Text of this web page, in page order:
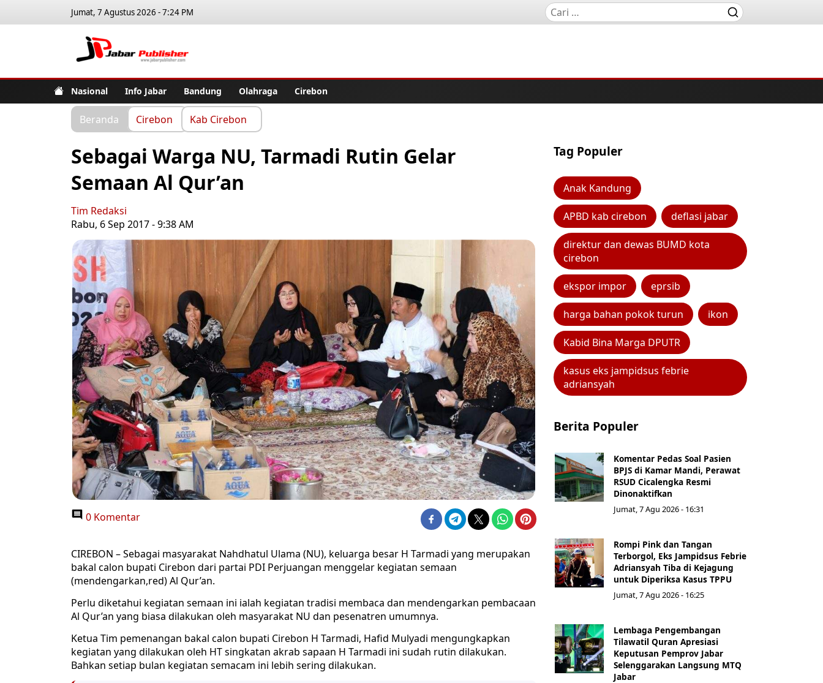
Jumat, 7 Agustus 2026 - 7:24 PM
Nasional Info Jabar Bandung Olahraga Cirebon
Beranda Cirebon Kab Cirebon
Sebagai Warga NU, Tarmadi Rutin Gelar
Semaan Al Qur’an
Tim Redaksi
Rabu, 6 Sep 2017 - 9:38 AM
0 Komentar
CIREBON – Sebagai masyarakat Nahdhatul Ulama (NU), keluarga besar H Tarmadi yang merupakan
bakal calon bupati Cirebon dari partai PDI Perjuangan menggelar kegiatan semaan
(mendengarkan,red) Al Qur’an.
Perlu diketahui kegiatan semaan ini ialah kegiatan tradisi membaca dan mendengarkan pembacaan
Al Qur’an yang biasa dilakukan oleh masyarakat NU dan pesenatren umumnya.
Ketua Tim pemenangan bakal calon bupati Cirebon H Tarmadi, Hafid Mulyadi mengungkapkan
kegiatan yang dilakukan oleh HT singkatan akrab sapaan H Tarmadi ini sudah rutin dilakukan.
Bahkan setiap bulan kegiatan semacam ini lebih sering dilakukan.
Tag Populer
Anak Kandung
APBD kab cirebon deflasi jabar
direktur dan dewas BUMD kota
cirebon
ekspor impor eprsib
harga bahan pokok turun ikon
Kabid Bina Marga DPUTR
kasus eks jampidsus febrie
adriansyah
Berita Populer
Komentar Pedas Soal Pasien
BPJS di Kamar Mandi, Perawat
RSUD Cicalengka Resmi
Dinonaktifkan
Jumat, 7 Agu 2026 - 16:31
Rompi Pink dan Tangan
Terborgol, Eks Jampidsus Febrie
Adriansyah Tiba di Kejagung
untuk Diperiksa Kasus TPPU
Jumat, 7 Agu 2026 - 16:25
Lembaga Pengembangan
Tilawatil Quran Apresiasi
Keputusan Pemprov Jabar
Selenggarakan Langsung MTQ
Jabar